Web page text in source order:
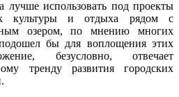
лучше использовать под проекты
культуры и отдыха рядом с
озером, по мнению многих
бы для воплощения этих
безусловно, отвечает
тренду развития городских